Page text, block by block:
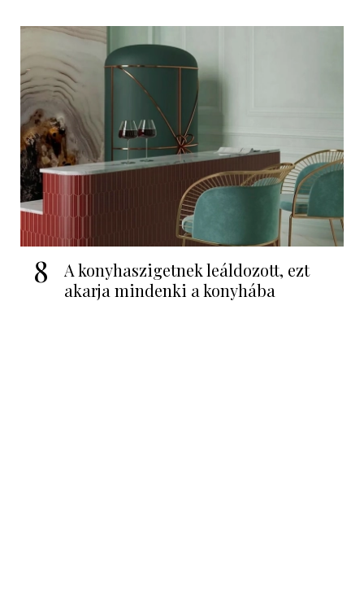
8
A konyhaszigetnek leáldozott, ezt
akarja mindenki a konyhába